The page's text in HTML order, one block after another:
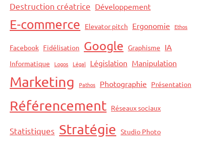
Destruction créatrice Développement
E-commerce Elevator pitch Ergonomie Ethos
Facebook Fidélisation Google Graphisme IA
Informatique Logos Légal Législation Manipulation
Marketing Pathos Photographie Présentation
Référencement Réseaux sociaux
Statistiques Stratégie Studio Photo